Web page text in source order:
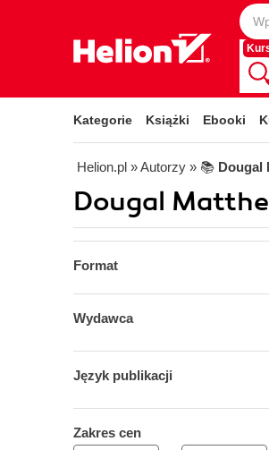
Kategorie Książki Ebooki
Helion.pl » Autorzy » 📚 Dougal
Dougal
Format
Wydawca
Język publikacji
Zakres cen